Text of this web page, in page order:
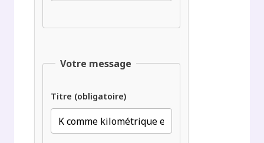
Votre message
Titre (obligatoire)